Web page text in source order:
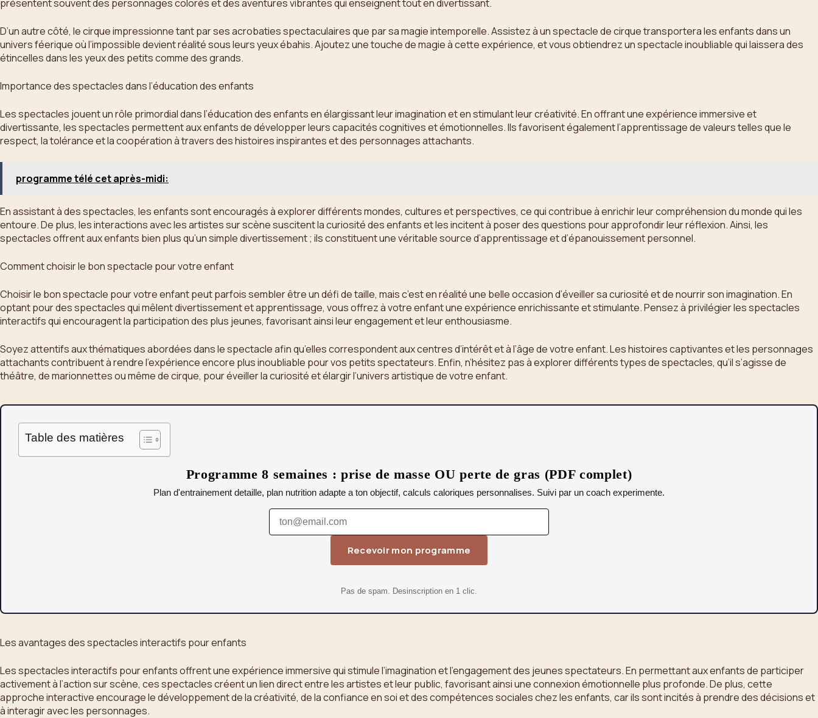
présentent souvent des personnages colorés et des aventures vibrantes qui enseignent tout en divertissant.
D’un autre côté, le cirque impressionne tant par ses acrobaties spectaculaires que par sa magie intemporelle. Assistez à un spectacle de cirque transportera les enfants dans un
univers féerique où l’impossible devient réalité sous leurs yeux ébahis. Ajoutez une touche de magie à cette expérience, et vous obtiendrez un spectacle inoubliable qui laissera des
étincelles dans les yeux des petits comme des grands.
Importance des spectacles dans l’éducation des enfants
Les spectacles jouent un rôle primordial dans l’éducation des enfants en élargissant leur imagination et en stimulant leur créativité. En offrant une expérience immersive et
divertissante, les spectacles permettent aux enfants de développer leurs capacités cognitives et émotionnelles. Ils favorisent également l’apprentissage de valeurs telles que le
respect, la tolérance et la coopération à travers des histoires inspirantes et des personnages attachants.
programme télé cet après-midi:
En assistant à des spectacles, les enfants sont encouragés à explorer différents mondes, cultures et perspectives, ce qui contribue à enrichir leur compréhension du monde qui les
entoure. De plus, les interactions avec les artistes sur scène suscitent la curiosité des enfants et les incitent à poser des questions pour approfondir leur réflexion. Ainsi, les
spectacles offrent aux enfants bien plus qu’un simple divertissement ; ils constituent une véritable source d’apprentissage et d’épanouissement personnel.
Comment choisir le bon spectacle pour votre enfant
Choisir le bon spectacle pour votre enfant peut parfois sembler être un défi de taille, mais c’est en réalité une belle occasion d’éveiller sa curiosité et de nourrir son imagination. En
optant pour des spectacles qui mêlent divertissement et apprentissage, vous offrez à votre enfant une expérience enrichissante et stimulante. Pensez à privilégier les spectacles
interactifs qui encouragent la participation des plus jeunes, favorisant ainsi leur engagement et leur enthousiasme.
Soyez attentifs aux thématiques abordées dans le spectacle afin qu’elles correspondent aux centres d’intérêt et à l’âge de votre enfant. Les histoires captivantes et les personnages
attachants contribuent à rendre l’expérience encore plus inoubliable pour vos petits spectateurs. Enfin, n’hésitez pas à explorer différents types de spectacles, qu’il s’agisse de
théâtre, de marionnettes ou même de cirque, pour éveiller la curiosité et élargir l’univers artistique de votre enfant.
Table des matières
Programme 8 semaines : prise de masse OU perte de gras (PDF complet)
Plan d'entrainement detaille, plan nutrition adapte a ton objectif, calculs caloriques personnalises. Suivi par un coach experimente.
Recevoir mon programme
Pas de spam. Desinscription en 1 clic.
Les avantages des spectacles interactifs pour enfants
Les spectacles interactifs pour enfants offrent une expérience immersive qui stimule l’imagination et l’engagement des jeunes spectateurs. En permettant aux enfants de participer
activement à l’action sur scène, ces spectacles créent un lien direct entre les artistes et leur public, favorisant ainsi une connexion émotionnelle plus profonde. De plus, cette
approche interactive encourage le développement de la créativité, de la confiance en soi et des compétences sociales chez les enfants, car ils sont incités à prendre des décisions et
à interagir avec les personnages.